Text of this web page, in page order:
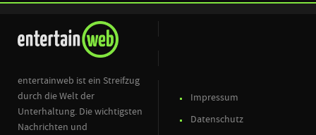
entertainweb ist ein Streifzug
durch die Welt der
Unterhaltung. Die wichtigsten
Nachrichten und
Impressum
Datenschutz